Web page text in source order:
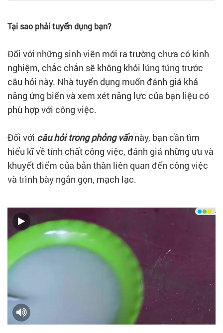
Tại sao phải tuyển dụng bạn?
Đối với những sinh viên mới ra trường chưa có kinh
nghiệm, chắc chắn sẽ không khỏi lúng túng trước
câu hỏi này. Nhà tuyển dụng muốn đánh giá khả
năng ứng biến và xem xét năng lực của bạn liệu có
phù hợp với công việc.
Đối với câu hỏi trong phỏng vấnnày, bạn cần tìm
hiểu kĩ về tính chất công việc, đánh giá những ưu và
khuyết điểm của bản thân liên quan đến công việc
và trình bày ngắn gọn, mạch lạc.